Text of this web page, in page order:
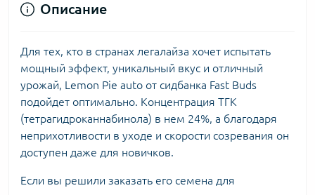
Описание
Для тех, кто в странах легалайза хочет испытать
мощный эффект, уникальный вкус и отличный
урожай, Lemon Pie auto от сидбанка Fast Buds
подойдет оптимально. Концентрация ТГК
(тетрагидроканнабинола) в нем 24%, а благодаря
неприхотливости в уходе и скорости созревания он
доступен даже для новичков.
Если вы решили заказать его семена для